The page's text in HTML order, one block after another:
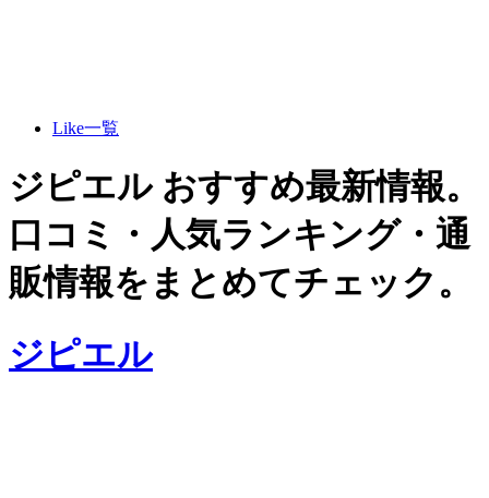
Like一覧
ジピエル おすすめ最新情報。
口コミ・人気ランキング・通
販情報をまとめてチェック。
ジピエル